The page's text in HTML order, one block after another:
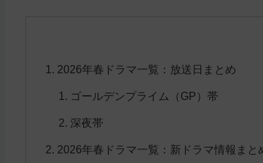
2026年春ドラマ一覧：放送日まとめ
ゴールデンプライム（GP）帯
深夜帯
2026年春ドラマ一覧：新ドラマ情報まと